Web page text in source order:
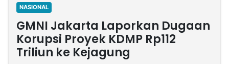
Nasional
International
Olahraga
Entertainment
Daerah
Pariwisata
Kuliner
Kolom
NASIONAL
GMNI Jakarta Laporkan Dugaan
Korupsi Proyek KDMP Rp112
Triliun ke Kejagung